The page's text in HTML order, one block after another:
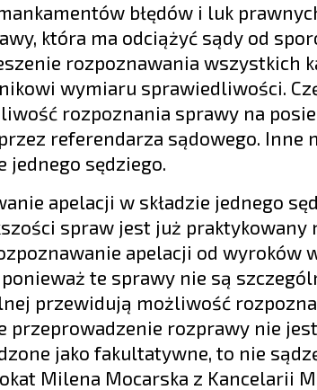
błędów i luk
która ma odciążyć sądy od
rozpoznawania wszystkich
wymiaru sprawiedliwości.
rozpoznania sprawy na
referendarza sądowego. Inne
jednego sędziego.
apelacji w składzie jednego
spraw jest już praktykowany
apelacji od wyroków
te sprawy nie są
przewidują możliwość
przeprowadzenie rozprawy nie jest
jako fakultatywne, to nie
Milena Mocarska z Kancelarii